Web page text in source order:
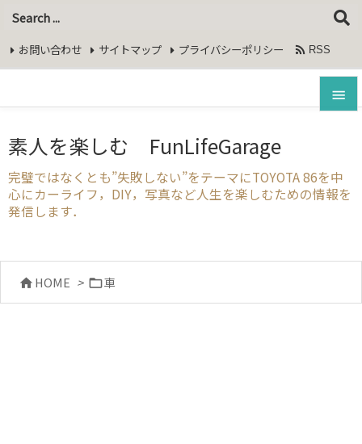
google-site-


サイド

お問い合わせ サイトマップ プライバシーポリシー  RSS
素人を楽しむ FunLifeGarage
完璧ではなくとも”失敗しない”をテーマにTOYOTA 86を中
心にカーライフ，DIY，写真など人生を楽しむための情報を
発信します．
 HOME > 車